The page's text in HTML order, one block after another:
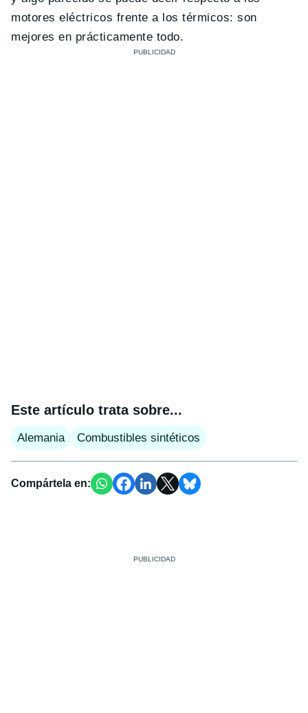
motores eléctricos frente a los térmicos: son
mejores en prácticamente todo.
Este artículo trata sobre...
Alemania Combustibles sintéticos
Compártela en: